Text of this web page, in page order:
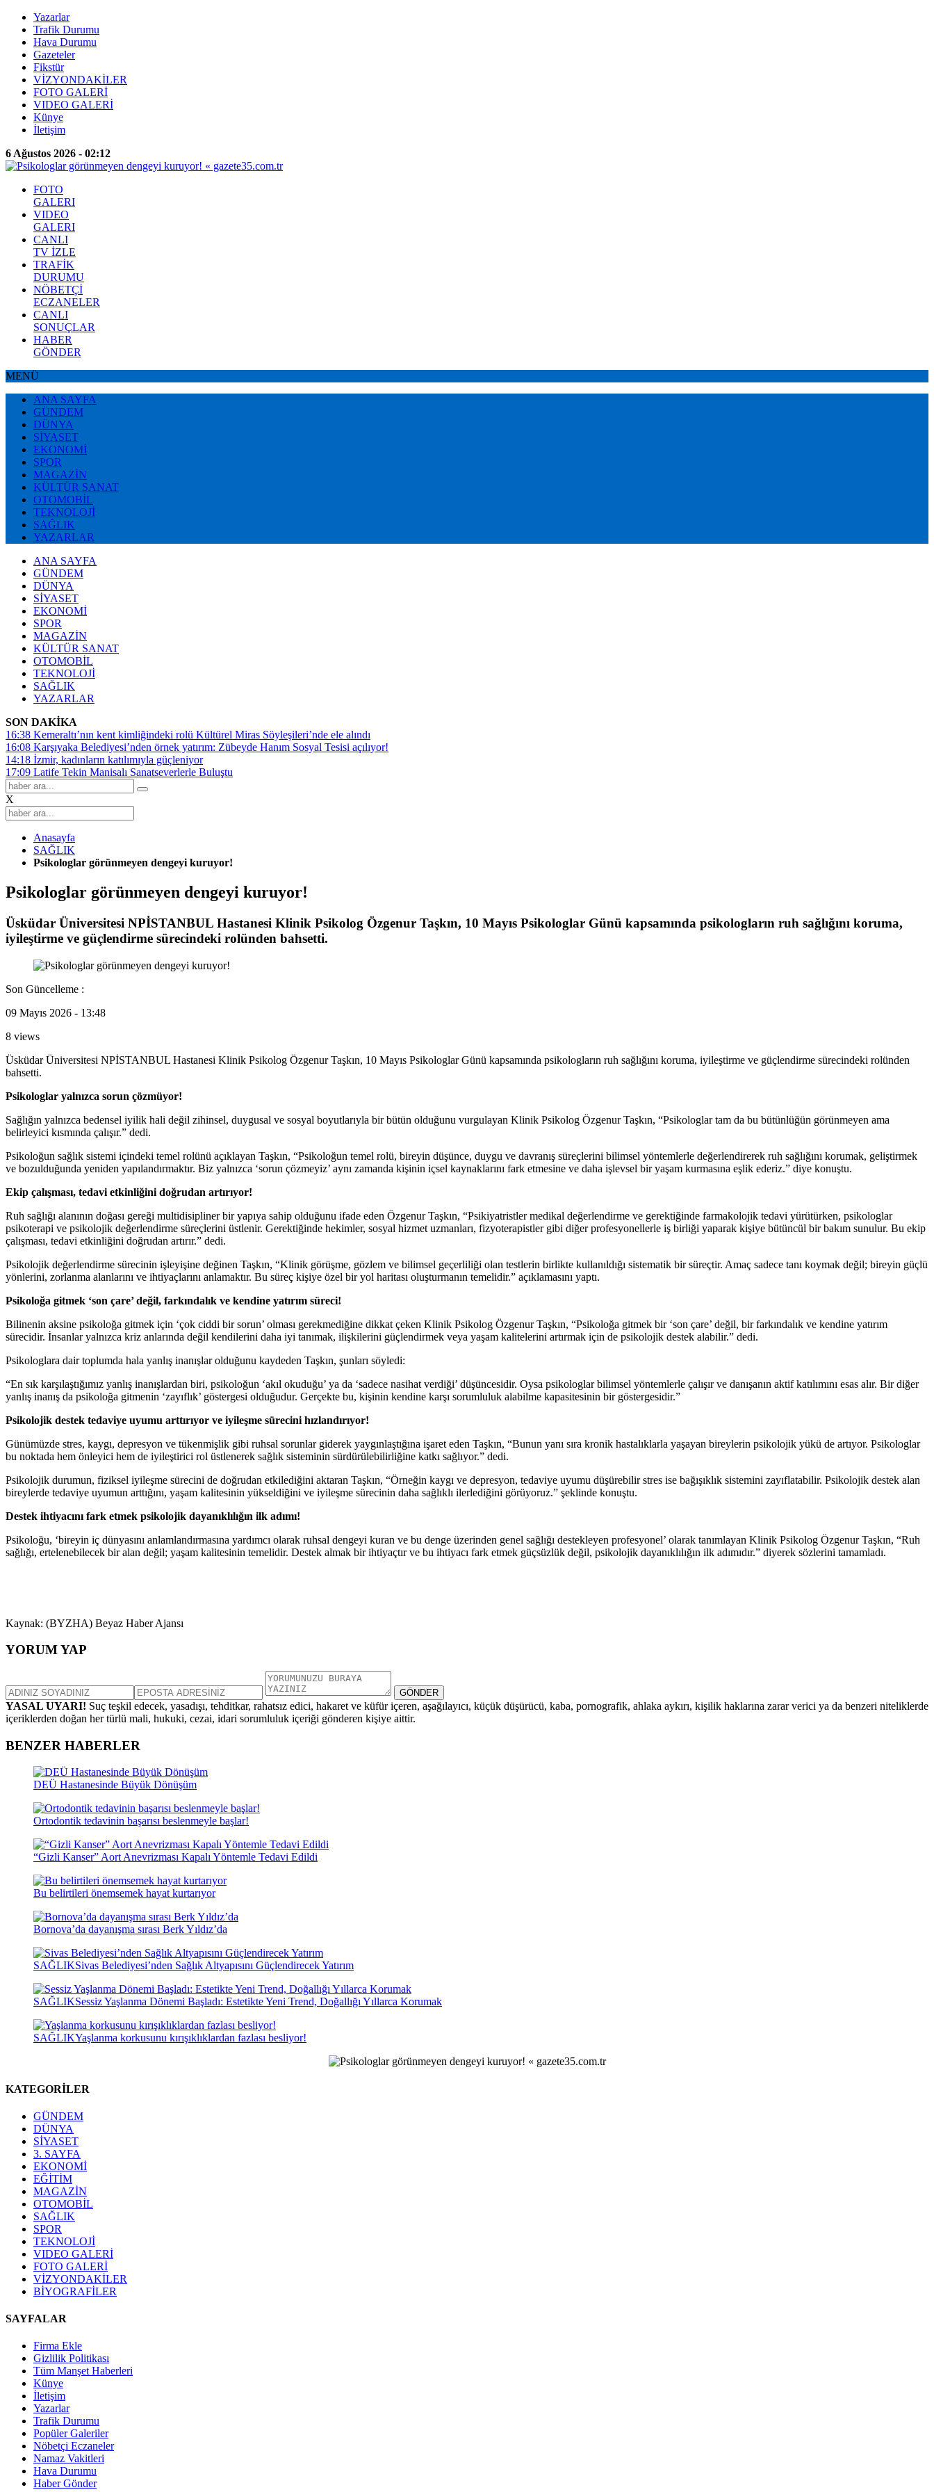
Yazarlar
Trafik Durumu
Hava Durumu
Gazeteler
Fikstür
VİZYONDAKİLER
FOTO GALERİ
VIDEO GALERİ
Künye
İletişim
6 Ağustos 2026 - 02:12
FOTO
GALERI
VIDEO
GALERI
CANLI
TV İZLE
TRAFİK
DURUMU
NÖBETÇİ
ECZANELER
CANLI
SONUÇLAR
HABER
GÖNDER
MENÜ
ANA SAYFA
GÜNDEM
DÜNYA
SİYASET
EKONOMİ
SPOR
MAGAZİN
KÜLTÜR SANAT
OTOMOBİL
TEKNOLOJİ
SAĞLIK
YAZARLAR
ANA SAYFA
GÜNDEM
DÜNYA
SİYASET
EKONOMİ
SPOR
MAGAZİN
KÜLTÜR SANAT
OTOMOBİL
TEKNOLOJİ
SAĞLIK
YAZARLAR
SON DAKİKA
16:38 Kemeraltı’nın kent kimliğindeki rolü Kültürel Miras Söyleşileri’nde ele alındı
16:08 Karşıyaka Belediyesi’nden örnek yatırım: Zübeyde Hanım Sosyal Tesisi açılıyor!
14:18 İzmir, kadınların katılımıyla güçleniyor
17:09 Latife Tekin Manisalı Sanatseverlerle Buluştu
X
Anasayfa
SAĞLIK
Psikologlar görünmeyen dengeyi kuruyor!
Psikologlar görünmeyen dengeyi kuruyor!
Üsküdar Üniversitesi NPİSTANBUL Hastanesi Klinik Psikolog Özgenur Taşkın, 10 Mayıs Psikologlar Günü kapsamında psikologların ruh sağlığını koruma,
iyileştirme ve güçlendirme sürecindeki rolünden bahsetti.
Son Güncelleme :
09 Mayıs 2026 - 13:48
8 views
Üsküdar Üniversitesi NPİSTANBUL Hastanesi Klinik Psikolog Özgenur Taşkın, 10 Mayıs Psikologlar Günü kapsamında psikologların ruh sağlığını koruma, iyileştirme ve güçlendirme sürecindeki rolünden
bahsetti.
Psikologlar yalnızca sorun çözmüyor!
Sağlığın yalnızca bedensel iyilik hali değil zihinsel, duygusal ve sosyal boyutlarıyla bir bütün olduğunu vurgulayan Klinik Psikolog Özgenur Taşkın, “Psikologlar tam da bu bütünlüğün görünmeyen ama
belirleyici kısmında çalışır.” dedi.
Psikoloğun sağlık sistemi içindeki temel rolünü açıklayan Taşkın, “Psikoloğun temel rolü, bireyin düşünce, duygu ve davranış süreçlerini bilimsel yöntemlerle değerlendirerek ruh sağlığını korumak, geliştirmek
ve bozulduğunda yeniden yapılandırmaktır. Biz yalnızca ‘sorun çözmeyiz’ aynı zamanda kişinin içsel kaynaklarını fark etmesine ve daha işlevsel bir yaşam kurmasına eşlik ederiz.” diye konuştu.
Ekip çalışması, tedavi etkinliğini doğrudan artırıyor!
Ruh sağlığı alanının doğası gereği multidisipliner bir yapıya sahip olduğunu ifade eden Özgenur Taşkın, “Psikiyatristler medikal değerlendirme ve gerektiğinde farmakolojik tedavi yürütürken, psikologlar
psikoterapi ve psikolojik değerlendirme süreçlerini üstlenir. Gerektiğinde hekimler, sosyal hizmet uzmanları, fizyoterapistler gibi diğer profesyonellerle iş birliği yaparak kişiye bütüncül bir bakım sunulur. Bu ekip
çalışması, tedavi etkinliğini doğrudan artırır.” dedi.
Psikolojik değerlendirme sürecinin işleyişine değinen Taşkın, “Klinik görüşme, gözlem ve bilimsel geçerliliği olan testlerin birlikte kullanıldığı sistematik bir süreçtir. Amaç sadece tanı koymak değil; bireyin güçlü
yönlerini, zorlanma alanlarını ve ihtiyaçlarını anlamaktır. Bu süreç kişiye özel bir yol haritası oluşturmanın temelidir.” açıklamasını yaptı.
Psikoloğa gitmek ‘son çare’ değil, farkındalık ve kendine yatırım süreci!
Bilinenin aksine psikoloğa gitmek için ‘çok ciddi bir sorun’ olması gerekmediğine dikkat çeken Klinik Psikolog Özgenur Taşkın, “Psikoloğa gitmek bir ‘son çare’ değil, bir farkındalık ve kendine yatırım
sürecidir. İnsanlar yalnızca kriz anlarında değil kendilerini daha iyi tanımak, ilişkilerini güçlendirmek veya yaşam kalitelerini artırmak için de psikolojik destek alabilir.” dedi.
Psikologlara dair toplumda hala yanlış inanışlar olduğunu kaydeden Taşkın, şunları söyledi:
“En sık karşılaştığımız yanlış inanışlardan biri, psikoloğun ‘akıl okuduğu’ ya da ‘sadece nasihat verdiği’ düşüncesidir. Oysa psikologlar bilimsel yöntemlerle çalışır ve danışanın aktif katılımını esas alır. Bir diğer
yanlış inanış da psikoloğa gitmenin ‘zayıflık’ göstergesi olduğudur. Gerçekte bu, kişinin kendine karşı sorumluluk alabilme kapasitesinin bir göstergesidir.”
Psikolojik destek tedaviye uyumu arttırıyor ve iyileşme sürecini hızlandırıyor!
Günümüzde stres, kaygı, depresyon ve tükenmişlik gibi ruhsal sorunlar giderek yaygınlaştığına işaret eden Taşkın, “Bunun yanı sıra kronik hastalıklarla yaşayan bireylerin psikolojik yükü de artıyor. Psikologlar
bu noktada hem önleyici hem de iyileştirici rol üstlenerek sağlık sisteminin sürdürülebilirliğine katkı sağlıyor.” dedi.
Psikolojik durumun, fiziksel iyileşme sürecini de doğrudan etkilediğini aktaran Taşkın, “Örneğin kaygı ve depresyon, tedaviye uyumu düşürebilir stres ise bağışıklık sistemini zayıflatabilir. Psikolojik destek alan
bireylerde tedaviye uyumun arttığını, yaşam kalitesinin yükseldiğini ve iyileşme sürecinin daha sağlıklı ilerlediğini görüyoruz.” şeklinde konuştu.
Destek ihtiyacını fark etmek psikolojik dayanıklılığın ilk adımı!
Psikoloğu, ‘bireyin iç dünyasını anlamlandırmasına yardımcı olarak ruhsal dengeyi kuran ve bu denge üzerinden genel sağlığı destekleyen profesyonel’ olarak tanımlayan Klinik Psikolog Özgenur Taşkın, “Ruh
sağlığı, ertelenebilecek bir alan değil; yaşam kalitesinin temelidir. Destek almak bir ihtiyaçtır ve bu ihtiyacı fark etmek güçsüzlük değil, psikolojik dayanıklılığın ilk adımıdır.” diyerek sözlerini tamamladı.
Kaynak: (BYZHA) Beyaz Haber Ajansı
YORUM YAP
GÖNDER
YASAL UYARI! Suç teşkil edecek, yasadışı, tehditkar, rahatsız edici, hakaret ve küfür içeren, aşağılayıcı, küçük düşürücü, kaba, pornografik, ahlaka aykırı, kişilik haklarına zarar verici ya da benzeri niteliklerde
içeriklerden doğan her türlü mali, hukuki, cezai, idari sorumluluk içeriği gönderen kişiye aittir.
BENZER HABERLER
DEÜ Hastanesinde Büyük Dönüşüm
Ortodontik tedavinin başarısı beslenmeyle başlar!
“Gizli Kanser” Aort Anevrizması Kapalı Yöntemle Tedavi Edildi
Bu belirtileri önemsemek hayat kurtarıyor
Bornova’da dayanışma sırası Berk Yıldız’da
SAĞLIKSivas Belediyesi’nden Sağlık Altyapısını Güçlendirecek Yatırım
SAĞLIKSessiz Yaşlanma Dönemi Başladı: Estetikte Yeni Trend, Doğallığı Yıllarca Korumak
SAĞLIKYaşlanma korkusunu kırışıklıklardan fazlası besliyor!
KATEGORİLER
GÜNDEM
DÜNYA
SİYASET
3. SAYFA
EKONOMİ
EĞİTİM
MAGAZİN
OTOMOBİL
SAĞLIK
SPOR
TEKNOLOJİ
VIDEO GALERİ
FOTO GALERİ
VİZYONDAKİLER
BİYOGRAFİLER
SAYFALAR
Firma Ekle
Gizlilik Politikası
Tüm Manşet Haberleri
Künye
İletişim
Yazarlar
Trafik Durumu
Popüler Galeriler
Nöbetçi Eczaneler
Namaz Vakitleri
Hava Durumu
Haber Gönder